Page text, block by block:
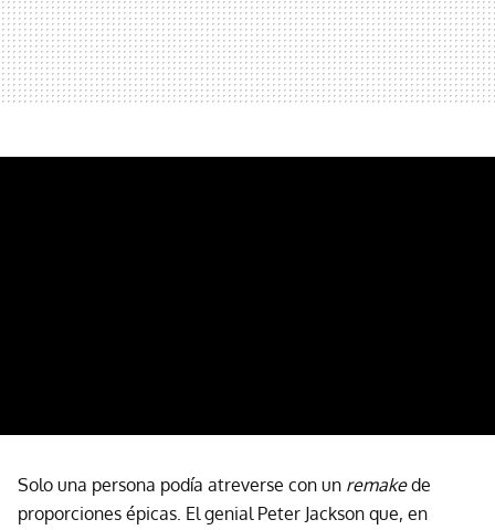
Solo una persona podía atreverse con un remakede
proporciones épicas. El genial Peter Jackson que, en